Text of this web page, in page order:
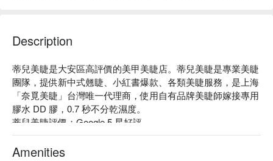
Description
蒂兒美睫是大安區高評價的美甲美睫店。蒂兒美睫是專業美睫
團隊，提供新中式翹睫、小紅書爆款、各類美睫服務，是上海
「奈覓美睫」台灣唯一代理商，使用自有品牌美睫師嫁接專用
膠水 DD 膠，0.7 秒不分乾濕度。
蒂兒美睫評價：Google 5 星好評
蒂兒美睫服務：我們提供日式單根美睫、新中式美睫仙子款、
長短穿插新中式美睫芭比款、新中式美睫漫畫款、專屬淨膚美
Amenities